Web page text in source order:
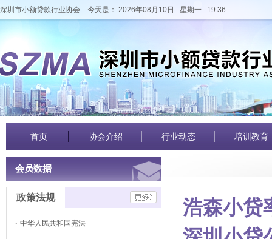
深圳市小额贷款行业协会 今天是： 2026年08月10日 星期一 19:36
首页 协会介绍 行业动态 培训教育
会员数据
政策法规
中华人民共和国宪法
浩森小贷